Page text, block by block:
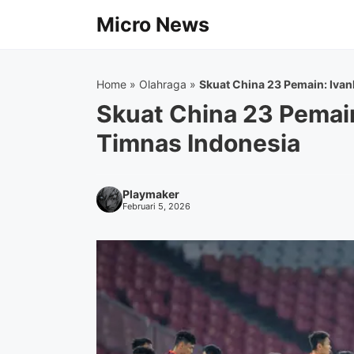
Micro News
Home » Olahraga » Skuat China 23 Pemain:
Skuat China 23
Timnas Indonesia
Playmaker
Februari 5, 2026